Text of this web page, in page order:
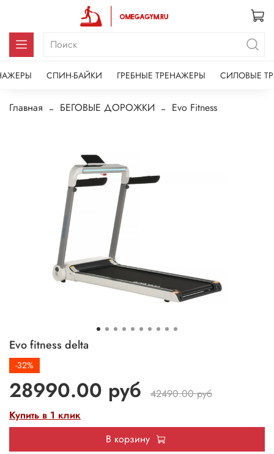
СПИН-БАЙКИ ГРЕБНЫЕ ТРЕНАЖЕРЫ СИЛОВЫЕ
Главная БЕГОВЫЕ ДОРОЖКИ Evo Fitness
Evo fitness delta
-32%
28990.00 руб
42490.00 руб
Купить в 1 клик
В корзину